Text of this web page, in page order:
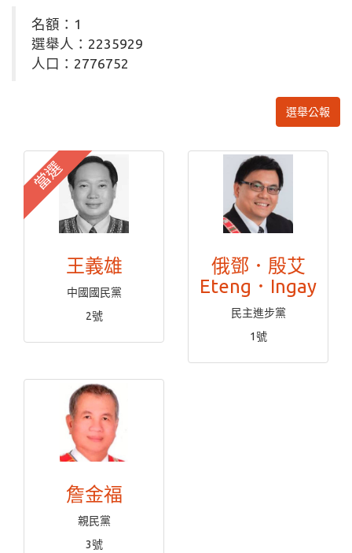
名額：1
選舉人：2235929
人口：2776752
選舉公報
當選
王義雄
中國國民黨
2號
俄鄧．殷艾
Eteng．Ingay
民主進步黨
1號
詹金福
親民黨
3號